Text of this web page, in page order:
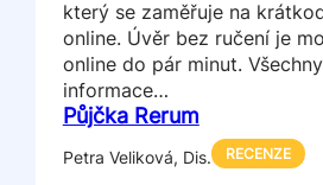
který se zaměřuje na
online. Úvěr bez ručení je
online do pár minut.
informace…
Půjčka Rerum
Petra Veliková, Dis. RECENZE